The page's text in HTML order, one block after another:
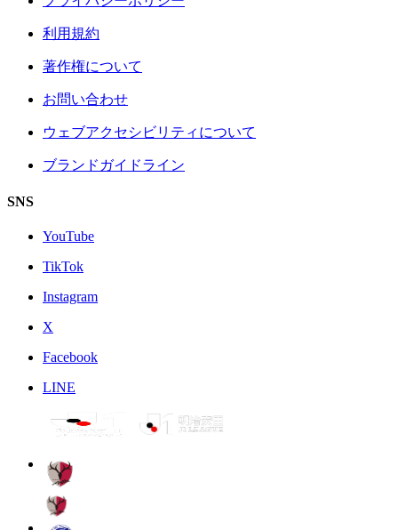
利用規約
著作権について
お問い合わせ
ウェブアクセシビリティについて
ブランドガイドライン
SNS
YouTube
TikTok
Instagram
X
Facebook
LINE